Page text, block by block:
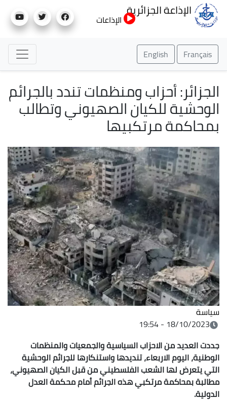
إلى
الإذاعة الجزائرية
الإذاعات
Français
English
الجزائر: أحزاب ومنظمات تندد بالجرائم
الوحشية للكيان الصهيوني وتطالب
بمحاكمة مرتكبيها
سياسة
18/10/2023 - 19:54
جددت العديد من الاحزاب السياسية والجمعيات والمنظمات
الوطنية، اليوم الاربعاء، تنديدها واستنكارها للجرائم الوحشية
التي يتعرض لها الشعب الفلسطيني من قبل الكيان الصهيوني،
مطالبة بمحاكمة مرتكبي هذه الجرائم أمام محكمة العدل
الدولية.